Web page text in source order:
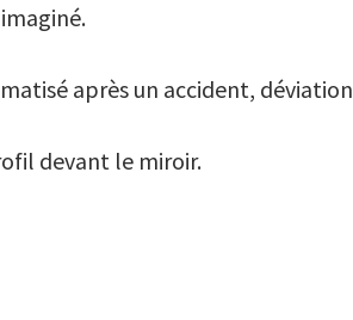
après un accident, déviation
devant le miroir.